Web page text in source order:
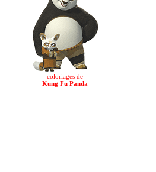
coloriages de
Kung Fu Panda